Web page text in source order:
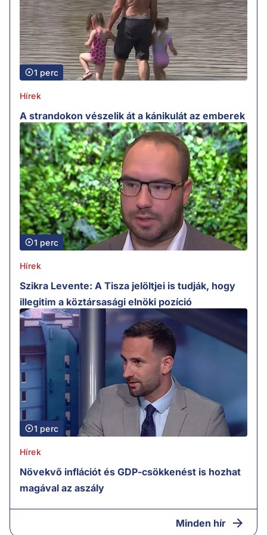
1 perc
Hírek
A strandokon vészelik át a kánikulát az emberek
1 perc
Hírek
Szikra Levente: A Tisza jelöltjei is tudják, hogy
illegitim a köztársasági elnöki pozíció
1 perc
Hírek
Növekvő inflációt és GDP-csökkenést is hozhat
magával az aszály
Minden hír